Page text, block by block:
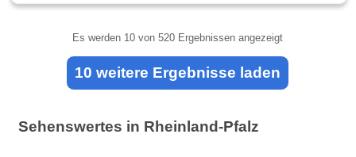
Es werden 10 von 520 Ergebnissen angezeigt
10 weitere Ergebnisse laden
Sehenswertes in Rheinland-Pfalz